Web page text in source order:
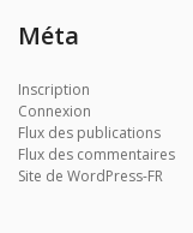
Méta
Inscription
Connexion
Flux des publications
Flux des commentaires
Site de WordPress-FR